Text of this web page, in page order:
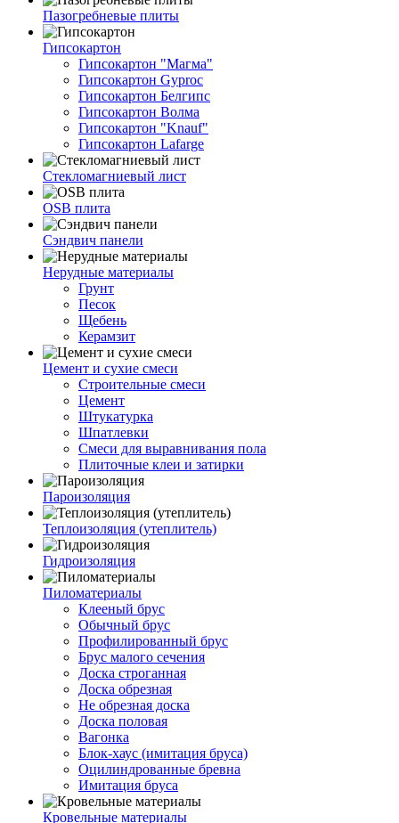
Пазогребневые плиты
Гипсокартон
Гипсокартон "Магма"
Гипсокартон Gyproc
Гипсокартон Белгипс
Гипсокартон Волма
Гипсокартон "Knauf"
Гипсокартон Lafarge
Стекломагниевый лист
OSB плита
Сэндвич панели
Нерудные материалы
Грунт
Песок
Щебень
Керамзит
Цемент и сухие смеси
Строительные смеси
Цемент
Штукатурка
Шпатлевки
Смеси для выравнивания пола
Плиточные клеи и затирки
Пароизоляция
Теплоизоляция (утеплитель)
Гидроизоляция
Пиломатериалы
Клееный брус
Обычный брус
Профилированный брус
Брус малого сечения
Доска строганная
Доска обрезная
Не обрезная доска
Доска половая
Вагонка
Блок-хаус (имитация бруса)
Оцилиндрованные бревна
Имитация бруса
Кровельные материалы